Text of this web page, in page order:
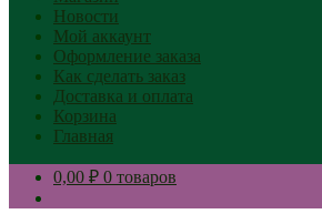
Новости
Мой аккаунт
Оформление заказа
Как сделать заказ
Доставка и оплата
Корзина
Главная
0,00 ₽ 0 товаров